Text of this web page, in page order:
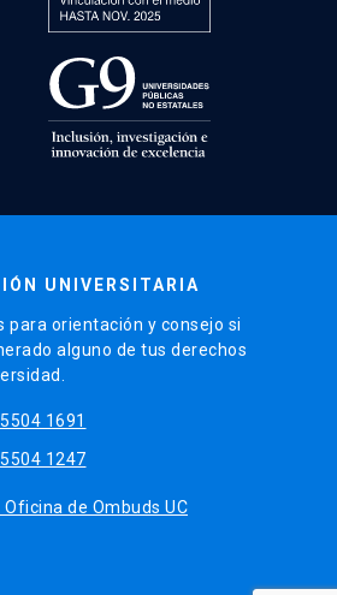
UNIVERSITARIA
para orientación y consejo si
alguno de tus derechos
1691
1247
Oficina de Ombuds UC